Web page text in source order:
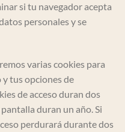
si tu navegador acepta
personales y se
varias cookies para
tus opciones de
de acceso duran dos
duran un año. Si
perdurará durante dos